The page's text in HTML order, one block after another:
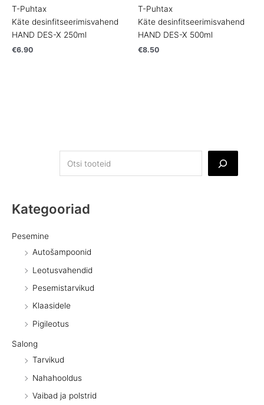
Kategooriad
Pesemine
Autošampoonid
Leotusvahendid
Pesemistarvikud
Klaasidele
Pigileotus
Salong
Tarvikud
Nahahooldus
Vaibad ja polstrid
T-Puhtax
Käte desinfitseerimisvahend
HAND DES-X 250ml
€6.90
T-Puhtax
Käte desinfitseerimisvahend
HAND DES-X 500ml
€8.50